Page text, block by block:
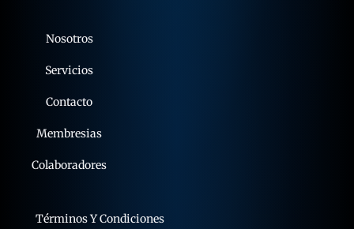
Términos Y Condiciones
Nosotros
Servicios
Contacto
Membresias
Colaboradores